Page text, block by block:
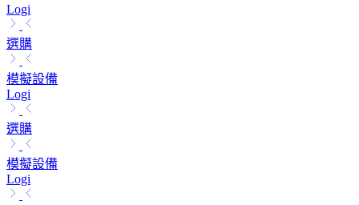
Logi
選購
模擬設備
Logi
選購
模擬設備
Logi